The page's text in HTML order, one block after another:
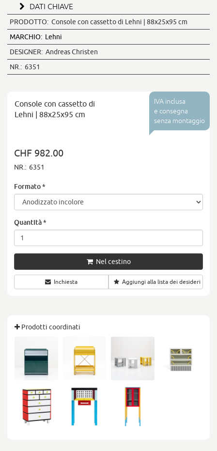
DATI CHIAVE
PRODOTTO: Console con cassetto di Lehni | 88x25x95 cm
MARCHIO: Lehni
DESIGNER: Andreas Christen
NR.: 6351
IVA inclusa
e consegna
senza montaggio
Console con cassetto di
Lehni | 88x25x95 cm
CHF 982.00
NR.: 6351
Formato*
Quantità*
Nel cestino
Inchiesta Aggiungi alla lista dei desideri
Prodotti coordinati